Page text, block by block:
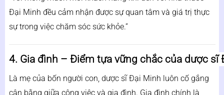
Đại Minh đều cảm nhận được sự quan tâm và giá trị thực
sự trong việc chăm sóc sức khỏe.”
4. Gia đình – Điểm tựa vững chắc của dược sĩ
Là mẹ của bốn người con, dược sĩ Đại Minh luôn cố gắng
cân bằng giữa công việc và gia đình. Gia đình chính là